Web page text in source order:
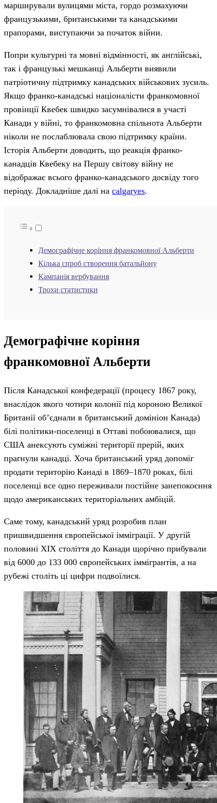
марширували вулицями міста, гордо розмахуючи
французькими, британськими та канадськими
прапорами, виступаючи за початок війни.
Попри культурні та мовні відмінності, як англійські,
так і французькі мешканці Альберти виявили
патріотичну підтримку канадських військових зусиль.
Якщо франко-канадські націоналісти франкомовної
провінції Квебек швидко засумнівалися в участі
Канади у війні, то франкомовна спільнота Альберти
ніколи не послаблювала свою підтримку країни.
Історія Альберти доводить, що реакція франко-
канадців Квебеку на Першу світову війну не
відображає всього франко-канадського досвіду того
періоду. Докладніше далі на calgaryes.
Демографічне коріння франкомовної Альберти
Кілька спроб створення батальйону
Кампанія вербування
Трохи статистики
Демографічне коріння
франкомовної Альберти
Після Канадської конфедерації (процесу 1867 року,
внаслідок якого чотири колонії під короною Великої
Британії об’єднали в британський домініон Канада)
білі політики-поселенці в Оттаві побоювалися, що
США анексують суміжні території прерій, яких
прагнули канадці. Хоча британський уряд допоміг
продати територію Канаді в 1869–1870 роках, білі
поселенці все одно переживали постійне занепокоєння
щодо американських територіальних амбіцій.
Саме тому, канадський уряд розробив план
пришвидшення європейської імміграції. У другій
половині ХІХ століття до Канади щорічно прибували
від 6000 до 133 000 європейських іммігрантів, а на
рубежі століть ці цифри подвоїлися.